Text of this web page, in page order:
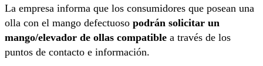
La empresa informa que los consumidores que posean una
olla con el mango defectuoso podrán solicitar un
mango/elevador de ollas compatible a través de los
puntos de contacto e información.